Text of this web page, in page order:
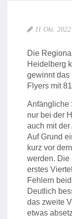
11 Okt. 2022
Die
Heidelberg
gewinnt das
Flyers mit
Anfängliche
nur bei der
auch mit
Auf Grund
kurz vor
werden. Die
erstes
Fehlern
Deutlich
das zweite
etwas